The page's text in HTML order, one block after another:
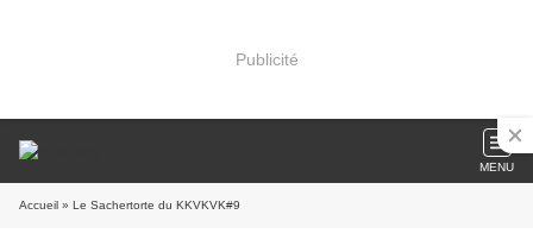
Publicité
MENU
Accueil » Le Sachertorte du KKVKVK#9